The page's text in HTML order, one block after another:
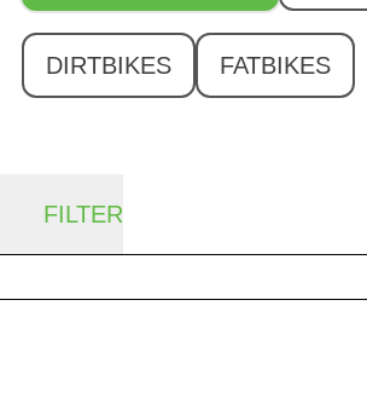
DIRTBIKES FATBIKES
FILTER